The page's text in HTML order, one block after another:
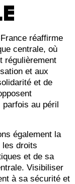
réaffirme
centrale, où
régulièrement
et aux
et de
au péril
également la
les droits
et de sa
Visibiliser
à sa sécurité et